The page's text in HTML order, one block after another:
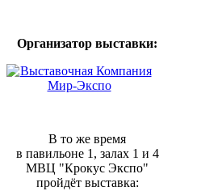
Организатор выставки:
В то же время
в павильоне 1, залах 1 и 4
МВЦ "Крокус Экспо"
пройдёт выставка: